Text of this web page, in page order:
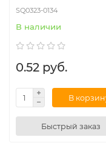
SQ0323-0134
В наличии
0.52 руб.
В
Быстрый заказ